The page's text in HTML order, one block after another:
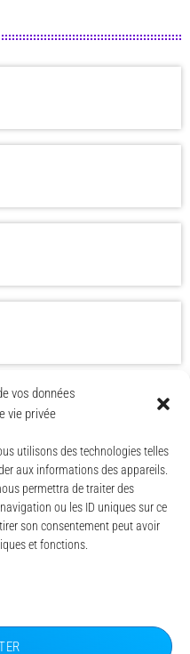
vos données
vie privée
utilisons des technologies telles
aux informations des appareils.
permettra de traiter des
ou les ID uniques sur ce
son consentement peut avoir
et fonctions.
de retour ?